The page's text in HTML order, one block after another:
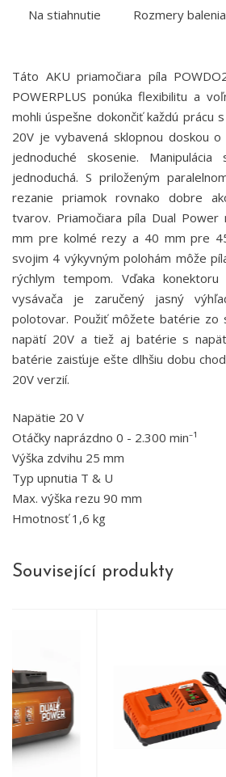
Na stiahnutie Rozmery balenia
Táto AKU priamočiara píla
POWERPLUS ponúka flexibilitu a
mohli úspešne dokončiť každú prácu
20V je vybavená sklopnou doskou
jednoduché skosenie.
jednoduchá. S priloženým
rezanie priamok rovnako dobre
tvarov. Priamočiara píla Dual Power
mm pre kolmé rezy a 40 mm pre
svojim 4 výkyvným polohám môže
rýchlym tempom. Vďaka
vysávača je zaručený jasný
polotovar. Použiť môžete batérie zo
napätí 20V a tiež aj batérie s
batérie zaisťuje ešte dlhšiu dobu
20V verzií.
Napätie 20 V
Otáčky naprázdno 0 - 2.300 min⁻¹
Výška zdvihu 25 mm
Typ upnutia T & U
Max. výška rezu 90 mm
Hmotnosť 1,6 kg
Související produkty